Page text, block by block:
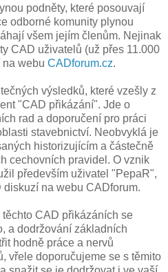
podněty, které posouvají
odborné komunity plynou
všem jejím členům. Nejinak
CAD uživatelů (už přes 11.000
webu CADforum.cz.
výsledků, které vzešly z
"CAD přikázání". Jde o
rad a doporučení pro práci
stavebnictví. Neobvyklá je
historizujícím a částečně
cechovních pravidel. O vznik
především uživatel "PepaR",
na webu CADforum.
těchto CAD přikázáních se
a dodržování základních
hodně práce a nervů
vřele doporučujeme se s těmito